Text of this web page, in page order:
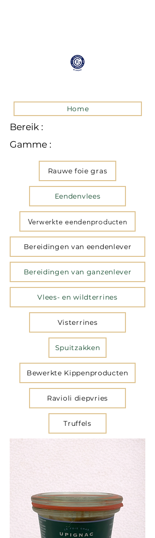
Home
Bereik :
Gamme :
Rauwe foie gras
Eendenvlees
Verwerkte eendenproducten
Bereidingen van eendenlever
Bereidingen van ganzenlever
Vlees- en wildterrines
Visterrines
Spuitzakken
Bewerkte Kippenproducten
Ravioli diepvries
Truffels